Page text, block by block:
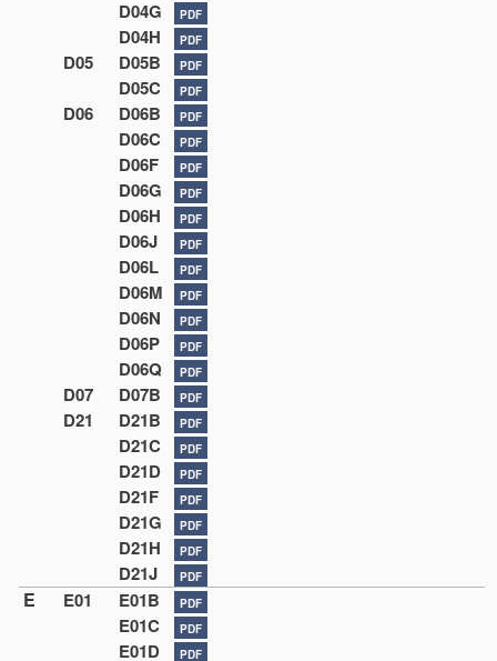
D04G PDF
D04H PDF
D05 D05B PDF
D05C PDF
D06 D06B PDF
D06C PDF
D06F PDF
D06G PDF
D06H PDF
D06J PDF
D06L PDF
D06M PDF
D06N PDF
D06P PDF
D06Q PDF
D07 D07B PDF
D21 D21B PDF
D21C PDF
D21D PDF
D21F PDF
D21G PDF
D21H PDF
D21J PDF
E E01 E01B PDF
E01C PDF
E01D PDF